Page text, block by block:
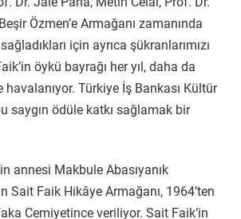
Özmen’e Armağanı zamanında
için ayrıca şükranlarımızı
öykü bayrağı her yıl, daha da
Türkiye İş Bankası Kültür
saygın ödüle katkı sağlamak bir
annesi Makbule Abasıyanık
Sait Faik Hikâye Armağanı, 1964’ten
Cemiyetince veriliyor. Sait Faik’in